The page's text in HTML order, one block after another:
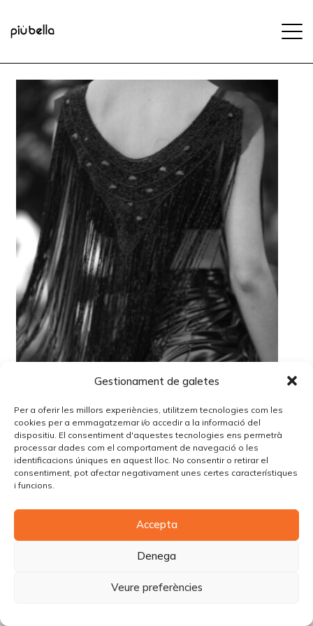
Gestionament de galetes
Per a oferir les millors experiències, utilitzem tecnologies com les
cookies per a emmagatzemar i/o accedir a la informació del
dispositiu. El consentiment d'aquestes tecnologies ens permetrà
processar dades com el comportament de navegació o les
identificacions úniques en aquest lloc. No consentir o retirar el
consentiment, pot afectar negativament unes certes característiques
i funcions.
Accepta
Denega
Veure preferències
© Copyright Piùbella Models Agency2026
Creative Corner Agency
Política de cookies